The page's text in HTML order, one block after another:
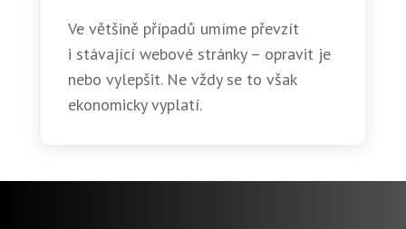
Ve většině případů umíme převzít
i stávající webové stránky – opravit je
nebo vylepšit. Ne vždy se to však
ekonomicky vyplatí.